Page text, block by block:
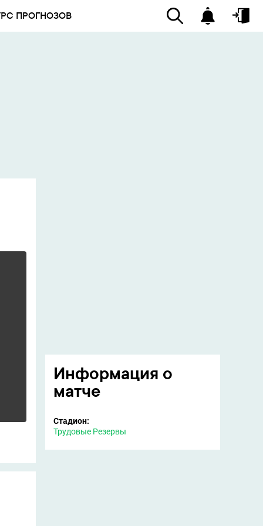
ПРОГНОЗОВ
Информация о
матче
Стадион:
Трудовые Резервы